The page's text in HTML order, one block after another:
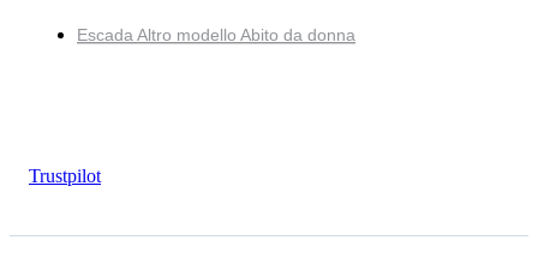
Escada Altro modello Abito da donna
Trustpilot